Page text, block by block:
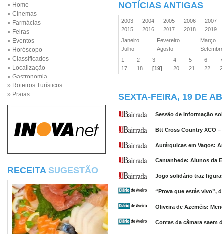
» Home
» Cinemas
» Farmácias
» Feiras
» Eventos
» Horóscopo
» Classificados
» Localização
» Gastronomia
» Roteiros Turísticos
» Praias
RECEITA SUGESTÃO
NOTÍCIAS ANTIGAS
2003 2004 2005 2006
2007
2015
2016 2017 2018
2019
Janeiro
Fevereiro
Março
Julho
Agosto
1
2 3 4 5 6
17
18 [19] 20 21 22
SEXTA-FEIRA, 19 DE
Sessão de Informação
Btt Cross Country XCO –
Autárquicas em Vagos:
Cantanhede: Alunos da
Jogo solidário traz
“Prova que estás vivo”,
Oliveira de Azeméis:
Contas da câmara saem